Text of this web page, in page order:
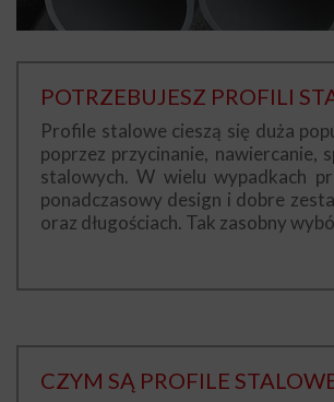
POTRZEBUJESZ PROFILI
Profile stalowe cieszą się duża
poprzez przycinanie,
stalowych. W wielu wypadkach
ponadczasowy design i dobre
oraz długościach. Tak zasobny
CZYM SĄ PROFILE